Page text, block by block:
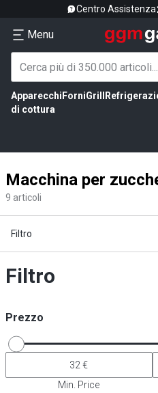
Centro Assistenza
Menu
Apparecchi
di cottura
ForniGrill
Macchina per
9 articoli
Filtro
Filtro
Prezzo
Min. Price